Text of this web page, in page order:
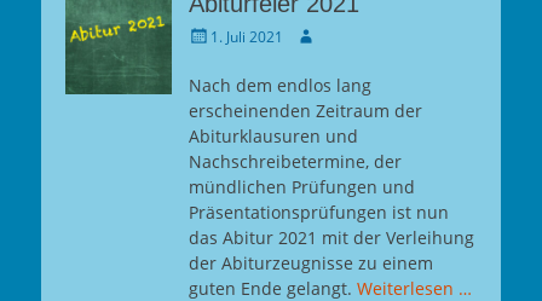
Gepostet
1. Juli 2021 Autor
Nach dem endlos lang
erscheinenden Zeitraum der
Abiturklausuren und
Nachschreibetermine, der
mündlichen Prüfungen und
Präsentationsprüfungen ist nun
das Abitur 2021 mit der Verleihung
der Abiturzeugnisse zu einem
guten Ende gelangt. Weiterlesen …